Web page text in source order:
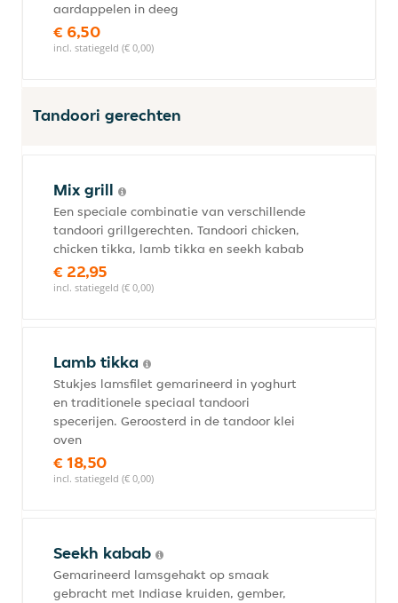
aardappelen in deeg
€ 6,50
incl. statiegeld (€ 0,00)
Tandoori gerechten
Mix grill
Een speciale combinatie van verschillende
tandoori grillgerechten. Tandoori chicken,
chicken tikka, lamb tikka en seekh kabab
€ 22,95
incl. statiegeld (€ 0,00)
Lamb tikka
Stukjes lamsfilet gemarineerd in yoghurt
en traditionele speciaal tandoori
specerijen. Geroosterd in de tandoor klei
oven
€ 18,50
incl. statiegeld (€ 0,00)
Seekh kabab
Gemarineerd lamsgehakt op smaak
gebracht met Indiase kruiden, gember,